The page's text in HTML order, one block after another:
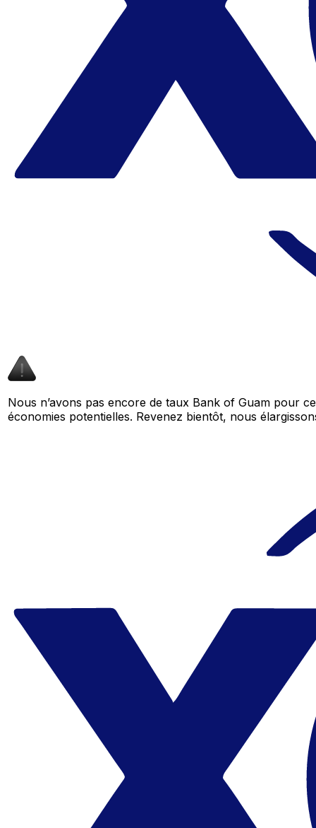
Nous n’avons pas encore de taux Bank of Guam pour
économies potentielles. Revenez bientôt, nous